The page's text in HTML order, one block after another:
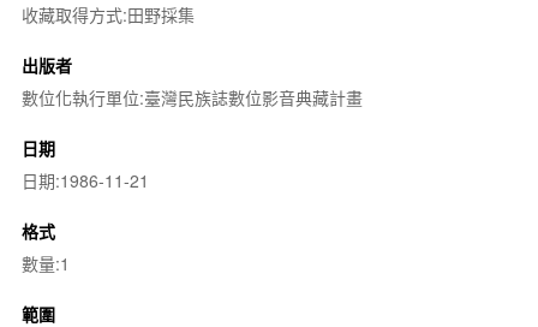
收藏取得方式:田野採集
出版者
數位化執行單位:臺灣民族誌數位影音典藏計畫
日期
日期:1986-11-21
格式
數量:1
範圍